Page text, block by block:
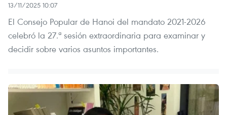
13/11/2025 10:07
El Consejo Popular de Hanoi del mandato 2021-2026
celebró la 27.ª sesión extraordinaria para examinar y
decidir sobre varios asuntos importantes.